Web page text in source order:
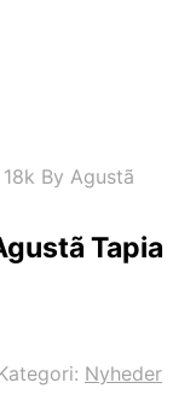
By Agustã
Tapia
Nyheder